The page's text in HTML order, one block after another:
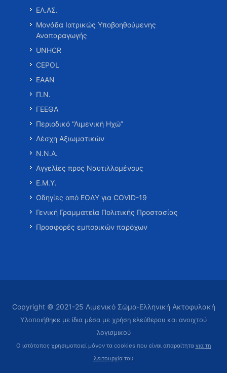
ΕΛ.ΑΣ.
Μονάδα Ιατρικώς Υποβοηθούμενης
Αναπαραγωγής
UNHCR
CEPOL
ΕΑΑΝ
Π.Ν.
ΓΕΕΘΑ
Περιοδικό “Λιμενική Ηχώ”
Λέσχη Αξιωματικών
Ν.Ν.Α.
Αγγελίες προς Ναυτιλλομένους
Ε.Μ.Υ.
Οδηγίες από ΕΟΔΥ για COVID-19
Γενική Γραμματεία Πολιτικής Προστασίας
Προσφορές εμπορικών παρόχων
Copyright © 2021-25 Λιμενικό Σώμα-Ελληνική Ακτοφυλακή
Υλοποιήθηκε με ίδια μέσα με χρήση ελεύθερου και ανοιχτού
λογισμικού
Ο ιστότοπος χρησιμοποιεί μόνον τα cookies που είναι απαραίτητα για τη
λειτουργία του